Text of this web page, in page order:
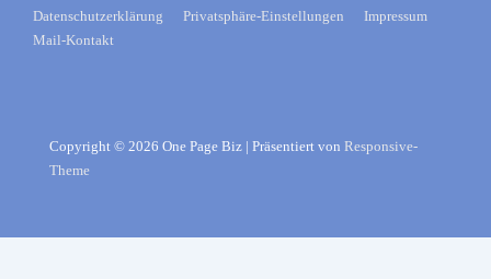
FOOTER-
Datenschutzerklärung Privatsphäre-Einstellungen
Impressum
Mail-Kontakt
Copyright © 2026 One Page Biz | Präsentiert von Responsive-
Theme